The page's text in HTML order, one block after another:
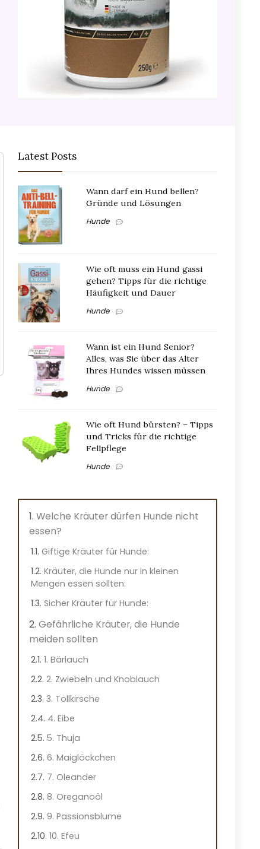
Latest Posts
Wann darf ein Hund bellen?
Gründe und Lösungen
Hunde
Wie oft muss ein Hund gassi
gehen? Tipps für die richtige
Häufigkeit und Dauer
Hunde
Wann ist ein Hund Senior?
Alles, was Sie über das Alter
Ihres Hundes wissen müssen
Hunde
Wie oft Hund bürsten? – Tipps
und Tricks für die richtige
Fellpflege
Hunde
Welche Kräuter dürfen Hunde nicht
essen?
Giftige Kräuter für Hunde:
Kräuter, die Hunde nur in kleinen
Mengen essen sollten:
Sicher Kräuter für Hunde:
Gefährliche Kräuter, die Hunde
meiden sollten
1. Bärlauch
2. Zwiebeln und Knoblauch
3. Tollkirsche
4. Eibe
5. Thuja
6. Maiglöckchen
7. Oleander
8. Oreganoöl
9. Passionsblume
10. Efeu